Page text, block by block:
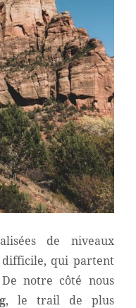
de niveaux
qui partent
notre côté nous
, le trail de plus